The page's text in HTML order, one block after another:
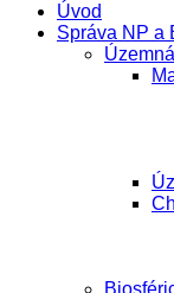
Úvod
Správa NP a